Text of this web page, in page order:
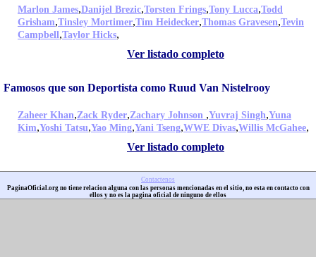
Marlon James,Danijel Brezic,Torsten Frings,Tony Lucca,Todd
Grisham,Tinsley Mortimer,Tim Heidecker,Thomas Gravesen,Tevin
Campbell,Taylor Hicks,
Ver listado completo
Famosos que son Deportista como Ruud Van Nistelrooy
Zaheer Khan,Zack Ryder,Zachary Johnson ,Yuvraj Singh,Yuna
Kim,Yoshi Tatsu,Yao Ming,Yani Tseng,WWE Divas,Willis McGahee,
Ver listado completo
Contactenos
PaginaOficial.org no tiene relacion alguna con las personas mencionadas en el sitio, no esta en contacto con
ellos y no es la pagina oficial de ninguno de ellos